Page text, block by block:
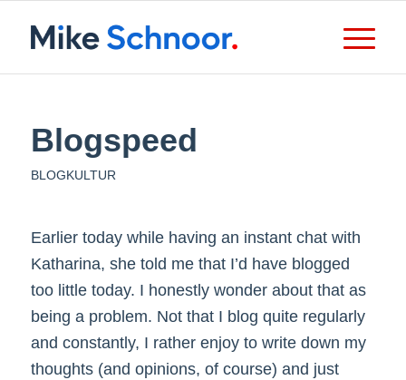
Blogspeed
BLOGKULTUR
Earlier today while having an instant chat with
Katharina, she told me that I’d have blogged
too little today. I honestly wonder about that as
being a problem. Not that I blog quite regularly
and constantly, I rather enjoy to write down my
thoughts (and opinions, of course) and just